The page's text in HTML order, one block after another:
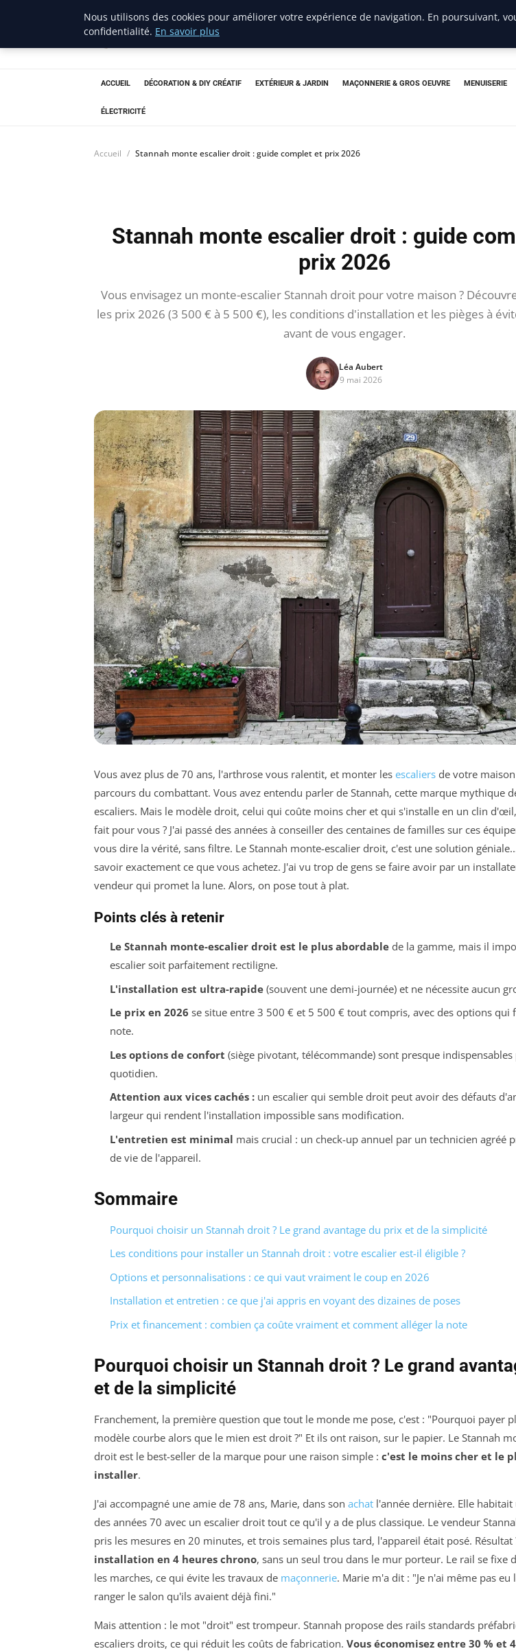
ravenproject
ACCUEIL DÉCORATION & DIY CRÉATIF EXTÉRIEUR & JARDIN MAÇONNERIE & GROS OEUVRE MENUISERIE
ÉLECTRICITÉ
Accueil Stannah monte escalier droit : guide complet et prix 2026
Stannah monte escalier droit : guide
prix 2026
Vous envisagez un monte-escalier Stannah droit pour votre maison ?
les prix 2026 (3 500 € à 5 500 €), les conditions d'installation et les pièges à
avant de vous engager.
Léa Aubert
9 mai 2026
Vous avez plus de 70 ans, l'arthrose vous ralentit, et monter les escaliers de votre
parcours du combattant. Vous avez entendu parler de Stannah, cette marque mythique
escaliers. Mais le modèle droit, celui qui coûte moins cher et qui s'installe en un clin
fait pour vous ? J'ai passé des années à conseiller des centaines de familles sur ces
vous dire la vérité, sans filtre. Le Stannah monte-escalier droit, c'est une solution
savoir exactement ce que vous achetez. J'ai vu trop de gens se faire avoir par un
vendeur qui promet la lune. Alors, on pose tout à plat.
Points clés à retenir
Le Stannah monte-escalier droit est le plus abordablede la gamme, mais il
escalier soit parfaitement rectiligne.
L'installation est ultra-rapide(souvent une demi-journée) et ne nécessite aucun
Le prix en 2026 se situe entre 3 500 € et 5 500 € tout compris, avec des options qui
note.
Les options de confort (siège pivotant, télécommande) sont presque
quotidien.
Attention aux vices cachés :un escalier qui semble droit peut avoir des défauts
largeur qui rendent l'installation impossible sans modification.
L'entretien est minimal mais crucial : un check-up annuel par un technicien agréé
de vie de l'appareil.
Sommaire
Pourquoi choisir un Stannah droit ? Le grand avantage du prix et de la simplicité
Les conditions pour installer un Stannah droit : votre escalier est-il éligible ?
Options et personnalisations : ce qui vaut vraiment le coup en 2026
Installation et entretien : ce que j'ai appris en voyant des dizaines de poses
Prix et financement : combien ça coûte vraiment et comment alléger la note
Pourquoi choisir un Stannah droit ? Le grand
et de la simplicité
Franchement, la première question que tout le monde me pose, c'est : "Pourquoi payer
modèle courbe alors que le mien est droit ?" Et ils ont raison, sur le papier. Le Stannah
droit est le best-seller de la marque pour une raison simple : c'est le moins cher et le
installer.
J'ai accompagné une amie de 78 ans, Marie, dans son achat l'année dernière. Elle
des années 70 avec un escalier droit tout ce qu'il y a de plus classique. Le vendeur
pris les mesures en 20 minutes, et trois semaines plus tard, l'appareil était posé. Résultat
installation en 4 heures chrono, sans un seul trou dans le mur porteur. Le rail se fixe
les marches, ce qui évite les travaux de maçonnerie. Marie m'a dit : "Je n'ai même pas eu
ranger le salon qu'ils avaient déjà fini."
Mais attention : le mot "droit" est trompeur. Stannah propose des rails standards
escaliers droits, ce qui réduit les coûts de fabrication. Vous économisez entre 30 % et
Nous utilisons des cookies pour améliorer votre expérience de navigation. En poursuivant,
confidentialité. En savoir plus